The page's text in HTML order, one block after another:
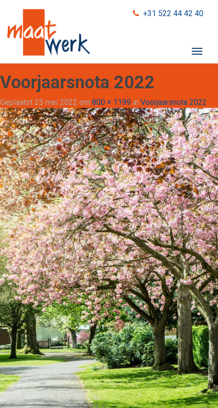
Maatwerk
+31 522 44 42 40
T
o
e
n
a
v
i
g
a
t
i
o
n
Voorjaarsnota 2022
Geplaatst 25 mei 2022 om 800 × 1199 in Voorjaarsnota 2022